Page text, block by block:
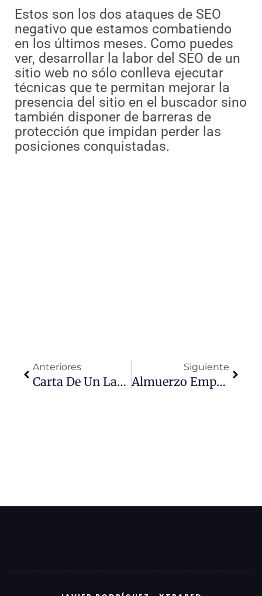
Estos son los dos ataques de SEO
negativo que estamos combatiendo
en los últimos meses. Como puedes
ver, desarrollar la labor del SEO de un
sitio web no sólo conlleva ejecutar
técnicas que te permitan mejorar la
presencia del sitio en el buscador sino
también disponer de barreras de
protección que impidan perder las
posiciones conquistadas.
Anteriores
Carta De Un Ladrón 2.0 A Su Víctima
Siguiente
Almuerzo Empresarial Sobre Inbound Marketing